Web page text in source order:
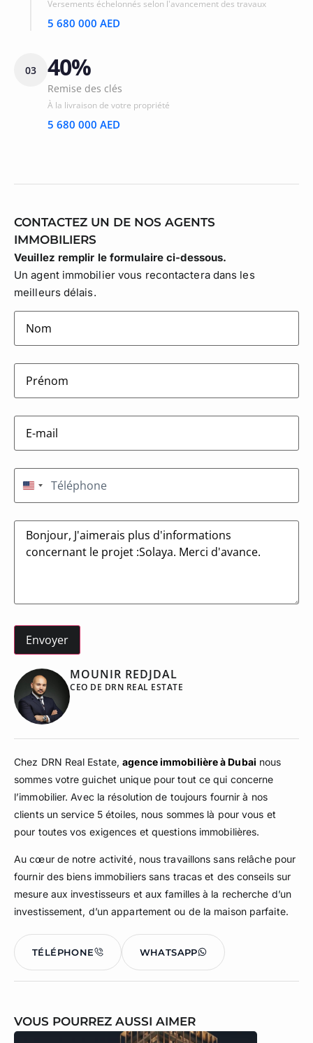
Versements échelonnés selon l'avancement des travaux
5 680 000 AED
03 40%
Remise des clés
À la livraison de votre propriété
5 680 000 AED
CONTACTEZ UN DE NOS AGENTS
IMMOBILIERS
MOUNIR REDJDAL
CEO DE DRN REAL ESTATE
Chez DRN Real Estate,agence immobilière à Dubai nous
sommes votre guichet unique pour tout ce qui concerne
l’immobilier. Avec la résolution de toujours fournir à nos
clients un service 5 étoiles, nous sommes là pour vous et
pour toutes vos exigences et questions immobilières.
Au cœur de notre activité, nous travaillons sans relâche pour
fournir des biens immobiliers sans tracas et des conseils sur
mesure aux investisseurs et aux familles à la recherche d’un
investissement, d’un appartement ou de la maison parfaite.
TÉLÉPHONE WHATSAPP
Veuillez remplir le formulaire ci-dessous.
Un agent immobilier vous recontactera dans les
meilleurs délais.
lastname(Nécessaire)
firstname(Nécessaire)
E-
mail(Nécessaire)
Téléphone(Nécessaire)
États-Unis +1
Message
VOUS POURREZ AUSSI AIMER